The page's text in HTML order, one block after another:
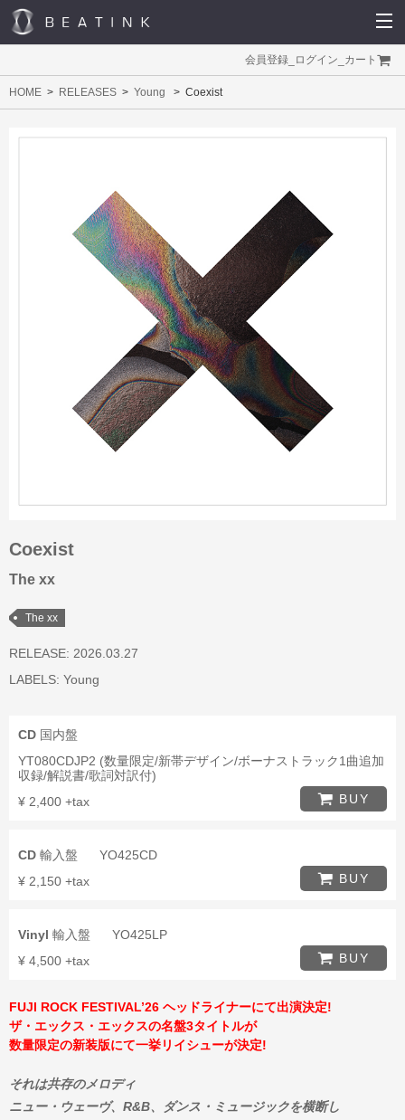
会員登録 ログイン カート
HOME RELEASES Young Coexist
Coexist
The xx
The xx
RELEASE: 2026.03.27
LABELS: Young
CD 国内盤
YT080CDJP2 (数量限定/新帯デザイン/ボーナストラック1曲追加
収録/解説書/歌詞対訳付)
¥ 2,400 +tax
BUY
CD 輸入盤
YO425CD
¥ 2,150 +tax
BUY
Vinyl 輸入盤
YO425LP
¥ 4,500 +tax
BUY
FUJI ROCK FESTIVAL’26 ヘッドライナーにて出演決定!
ザ・エックス・エックスの名盤3タイトルが
数量限定の新装版にて一挙リイシューが決定!
それは共存のメロディ
ニュー・ウェーヴ、R&B、ダンス・ミュージックを横断し